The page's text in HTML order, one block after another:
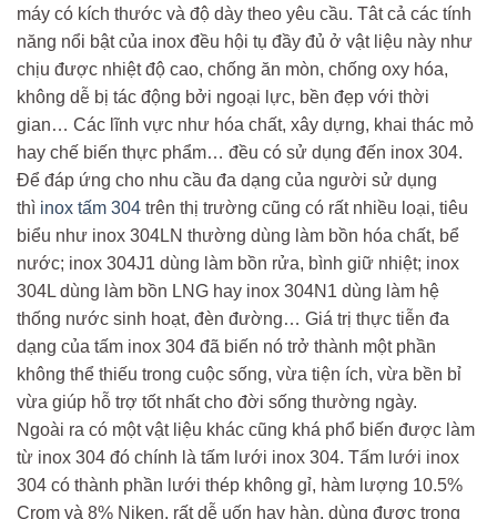
máy có kích thước và độ dày theo yêu cầu. Tât cả các tính
năng nổi bật của inox đều hội tụ đầy đủ ở vật liệu này như
chịu được nhiệt độ cao, chống ăn mòn, chống oxy hóa,
không dễ bị tác động bởi ngoại lực, bền đẹp với thời
gian… Các lĩnh vực như hóa chất, xây dựng, khai thác mỏ
hay chế biến thực phẩm… đều có sử dụng đến inox 304.
Để đáp ứng cho nhu cầu đa dạng của người sử dụng
thì inox tấm 304 trên thị trường cũng có rất nhiều loại, tiêu
biểu như inox 304LN thường dùng làm bồn hóa chất, bể
nước; inox 304J1 dùng làm bồn rửa, bình giữ nhiệt; inox
304L dùng làm bồn LNG hay inox 304N1 dùng làm hệ
thống nước sinh hoạt, đèn đường… Giá trị thực tiễn đa
dạng của tấm inox 304 đã biến nó trở thành một phần
không thể thiếu trong cuộc sống, vừa tiện ích, vừa bền bỉ
vừa giúp hỗ trợ tốt nhất cho đời sống thường ngày.
Ngoài ra có một vật liệu khác cũng khá phổ biến được làm
từ inox 304 đó chính là tấm lưới inox 304. Tấm lưới inox
304 có thành phần lưới thép không gỉ, hàm lượng 10.5%
Crom và 8% Niken, rất dễ uốn hay hàn, dùng được trong